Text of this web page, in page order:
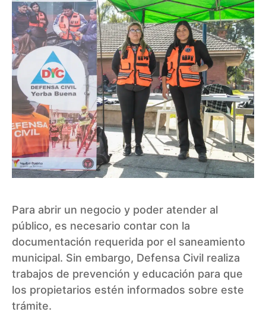
Para abrir un negocio y poder atender al
público, es necesario contar con la
documentación requerida por el saneamiento
municipal. Sin embargo, Defensa Civil realiza
trabajos de prevención y educación para que
los propietarios estén informados sobre este
trámite.